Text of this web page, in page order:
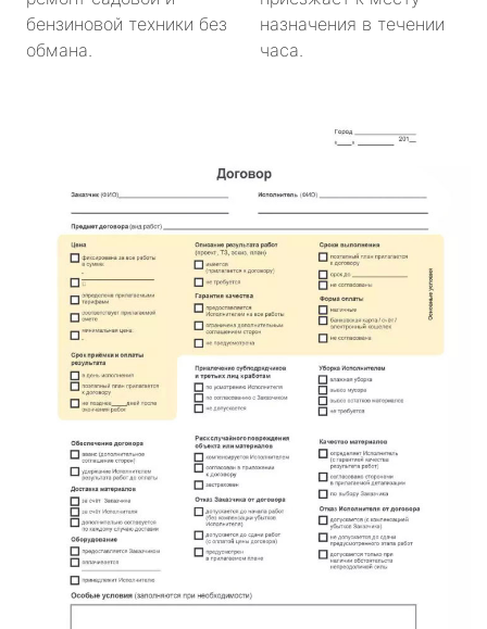
бензиновой техники без
обмана.
назначения в течении
часа.